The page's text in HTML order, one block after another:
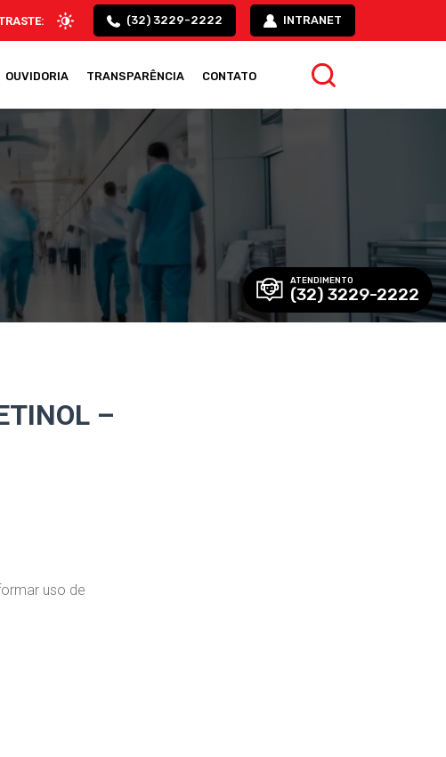
ATENDIMENTO
(32) 3229-2222
(32) 3229-2222 INTRANET
OUVIDORIA TRANSPARÊNCIA CONTATO
–
uso de